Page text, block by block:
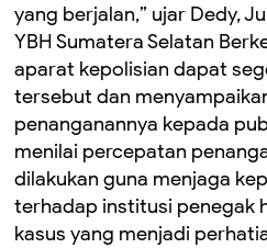
yang berjalan,” ujar Dedy,
YBH Sumatera Selatan
aparat kepolisian dapat
tersebut dan
penanganannya kepada
menilai percepatan
dilakukan guna menjaga
terhadap institusi penegak
kasus yang menjadi